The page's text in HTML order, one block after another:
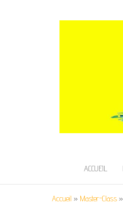
ACCUEIL
Accueil » Master-Class »